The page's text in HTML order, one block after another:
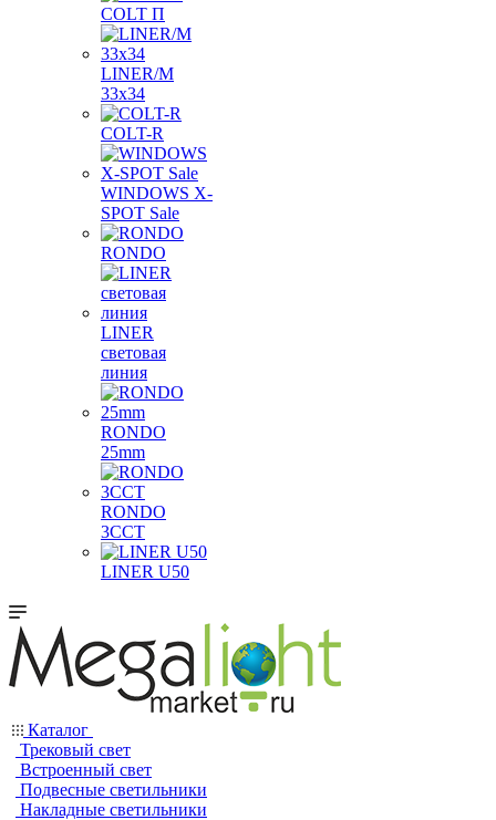
COLT П
LINER/М
33х34
COLT-R
WINDOWS X-
SPOT Sale
RONDO
LINER
световая
линия
RONDO
25mm
RONDO
3CCT
LINER U50
Каталог
Трековый свет
Встроенный свет
Подвесные светильники
Накладные светильники